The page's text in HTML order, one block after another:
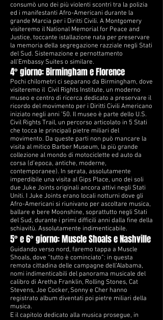
consumò uno dei più violenti scontri tra la polizia
ed i manifestanti Afro-Americani durante la
grande Marcia per i Diritti Civili. A Montgomery
visiteremo il National Memorial for Peace and
Justice, toccante istallazione nata per preservare
la memoria della segregazione razziale negli Stati
del Sud. Sistemazione e pernottamento
all'Embassy Suites o similare.
4° giorno: Birmingham e Florence
Pochi chilometri ci separano da Birmingham, dove
visiteremo il Civil Rights Institute, un moderno
museo e centro di ricerca dedicato a preservare il
ricordo del movimento per i Diritti Civili Americano
iniziato negli anni ’50. Il museo è parte dello U.S.
Civil Rights Trail, un percorso articolato in 5 Stati
che tocca le principali pietre miliari del
movimento. Da queste parti non può mancare la
visita al mitico Barber Museum, la più grande
collezione al mondo di motociclette ed auto da
corsa (d’epoca, antiche, moderne,
contemporanee). In serata, assolutamente
imperdibile una visita al Gips Place, uno dei soli
due Juke Joints originali ancora attivi negli Stati
Uniti. I Juke Joints erano locali notturni dove gli
Afro-Americani si riunivano per ascoltare musica,
ballare e bere Moonshine, soprattutto negli Stati
del Sud, durante i primi difficili anni dalla fine della
schiavitù. Assolutamente indimenticabile.
5° e 6° giorno: Muscle Shoals e Nashville
Guidando verso nord, faremo tappa a Muscle
Shoals, dove “tutto è cominciato”: in questa
remota cittadina delle campagne dell’Alabama,
nomi indimenticabili del panorama musicale del
calibro di Aretha Franklin, Rolling Stones, Cat
Stevens, Joe Cocker, Sonny e Cher hanno
registrato album diventati poi pietre miliari della
musica.
E il capitolo dedicato alla musica prosegue, in